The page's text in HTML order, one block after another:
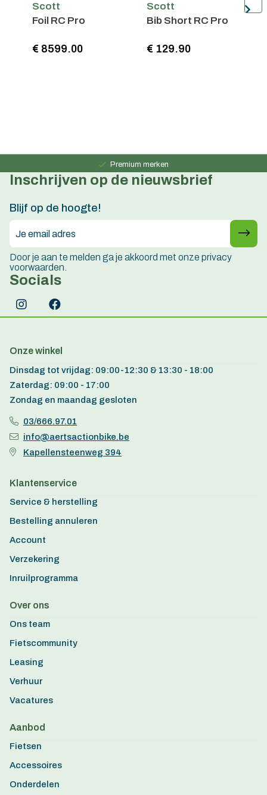
Scott
Foil RC Pro
€ 8599.00
Scott
Bib Short RC Pro
€ 129.90
Premium merken
Persoonlijk advies
Inschrijven op de nieuwsbrief
Blijf op de hoogte!
Door je aan te melden ga je akkoord met onze privacy
voorwaarden.
Socials
Onze winkel
Dinsdag tot vrijdag: 09:00-12:30 & 13:30 - 18:00
Zaterdag: 09:00 - 17:00
Zondag en maandag gesloten
03/666.97.01
info@aertsactionbike.be
Kapellensteenweg 394
Klantenservice
Service & herstelling
Bestelling annuleren
Account
Verzekering
Inruilprogramma
Over ons
Ons team
Fietscommunity
Leasing
Verhuur
Vacatures
Aanbod
Fietsen
Accessoires
Onderdelen